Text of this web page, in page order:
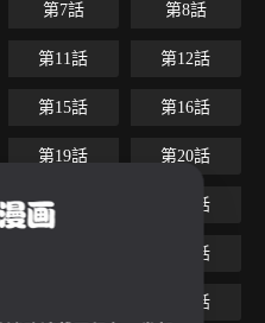
第7話 第8話
第11話 第12話
第15話 第16話
第19話 第20話
第23話 第24話
第28話
第32話